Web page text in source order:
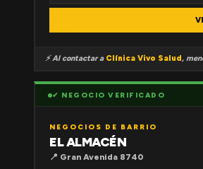
⚡ Al contactar a Clínica Vivo Salud,
✔ NEGOCIO VERIFICADO
NEGOCIOS DE BARRIO
EL ALMACÉN
📍 Gran Avenida 8740